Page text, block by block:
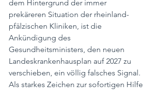
dem Hintergrund der immer
prekäreren Situation der rheinland-
pfälzischen Kliniken, ist die
Ankündigung des
Gesundheitsministers, den neuen
Landeskrankenhausplan auf 2027 zu
verschieben, ein völlig falsches Signal.
Als starkes Zeichen zur sofortigen Hilfe